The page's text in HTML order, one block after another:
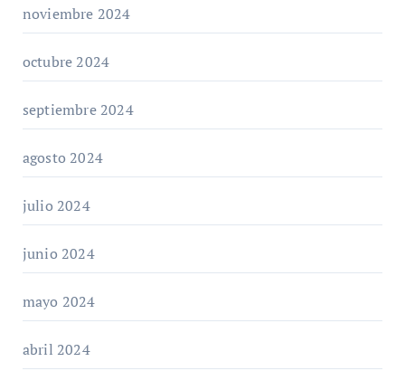
noviembre 2024
octubre 2024
septiembre 2024
agosto 2024
julio 2024
junio 2024
mayo 2024
abril 2024